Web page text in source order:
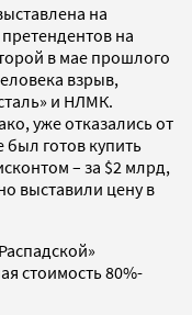
на
на
в мае прошлого
взрыв,
и НЛМК.
уже отказались от
готов купить
– за $2 млрд,
выставили цену в
стоимость 80%-